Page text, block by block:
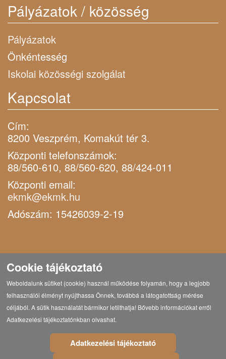
Pályázatok / közösség
Pályázatok
Önkéntesség
Iskolai közösségi szolgálat
Kapcsolat
Cím:
8200 Veszprém, Komakút tér 3.
Központi telefonszámok:
88/560-610, 88/560-620, 88/424-011
Központi email:
ekmk@ekmk.hu
Adószám: 15426039-2-19
Cookie tájékoztató
Weboldalunk sütiket (cookie) használ működése folyamán, hogy a legjobb
felhasználói élményt nyújthassa Önnek, továbbá a látogatottság mérése
céljából. A sütik használatát bármikor letilthatja! Bővebb információkat erről
Adatkezelési tájékoztatónkban olvashat.
Adatkezelési tájékoztató